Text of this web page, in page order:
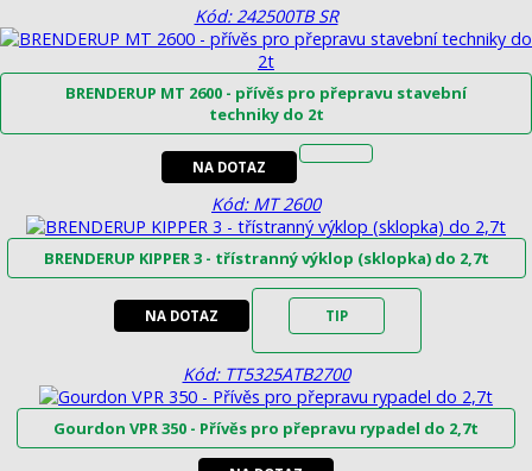
Kód: 242500TB SR
BRENDERUP MT 2600 - přívěs pro přepravu stavební
techniky do 2t
NA DOTAZ
Kód: MT 2600
BRENDERUP KIPPER 3 - třístranný výklop (sklopka) do 2,7t
NA DOTAZ TIP
Kód: TT5325ATB2700
Gourdon VPR 350 - Přívěs pro přepravu rypadel do 2,7t